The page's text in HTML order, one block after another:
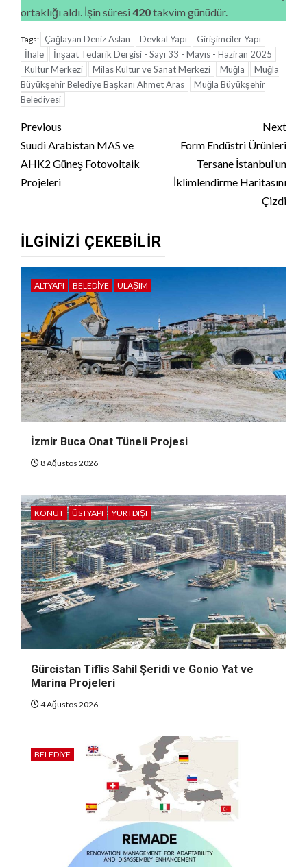
ortaklığı aldı. İşin süresi 420takvim günüdür.
Tags: Çağlayan Deniz Aslan Devkal Yapı
Girişimciler Yapı
İhale
İnşaat Tedarik Dergisi - Sayı 33 - Mayıs - Haziran 2025
Kültür Merkezi
Milas Kültür ve Sanat Merkezi Muğla
Muğla
Büyükşehir Belediye Başkanı Ahmet Aras
Muğla Büyükşehir
Belediyesi
Continue
Reading
Previous
Suudi Arabistan MAS ve
AHK2 Güneş Fotovoltaik
Projeleri
Next
Form Endüstri Ürünleri
Tersane İstanbul’un
İklimlendirme Haritasını
Çizdi
İLGINIZI ÇEKEBILIR
ALTYAPI BELEDIYE ULAŞIM
İzmir Buca Onat Tüneli Projesi
8 Ağustos 2026
KONUT ÜSTYAPI YURTDIŞI
Gürcistan Tiflis Sahil Şeridi ve Gonio Yat ve
Marina Projeleri
4 Ağustos 2026
BELEDIYE